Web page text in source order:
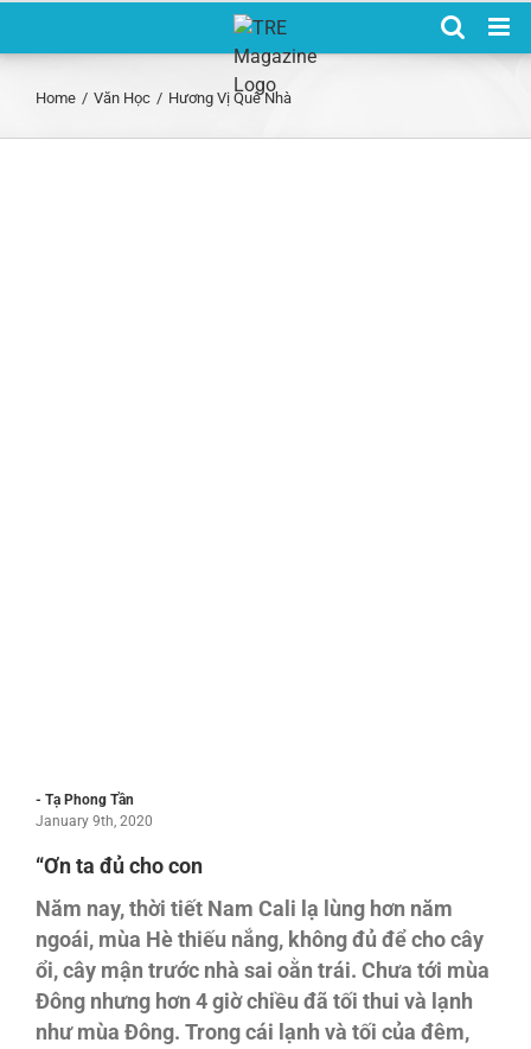
Home / Văn Học / Hương Vị Quê Nhà
- Tạ Phong Tần
January 9th, 2020
“Ơn ta đủ cho con
Năm nay, thời tiết Nam Cali lạ lùng hơn năm
ngoái, mùa Hè thiếu nắng, không đủ để cho cây
ổi, cây mận trước nhà sai oằn trái. Chưa tới mùa
Đông nhưng hơn 4 giờ chiều đã tối thui và lạnh
như mùa Đông. Trong cái lạnh và tối của đêm,